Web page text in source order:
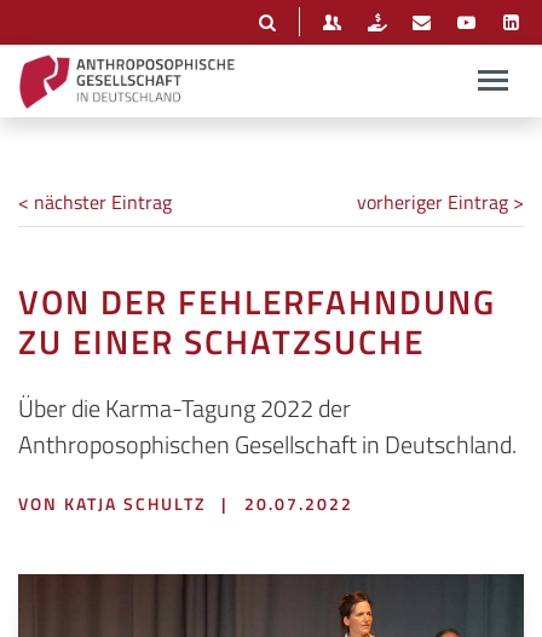
< nächster Eintrag vorheriger Eintrag >
VON DER FEHLERFAHNDUNG
ZU EINER SCHATZSUCHE
Über die Karma-Tagung 2022 der
Anthroposophischen Gesellschaft in Deutschland.
VON KATJA SCHULTZ | 20.07.2022